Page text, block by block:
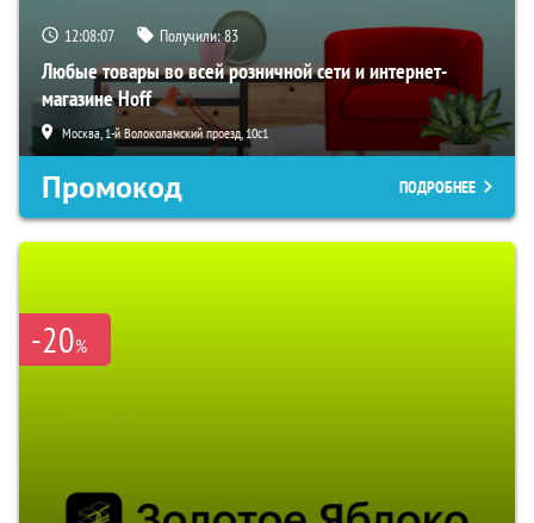
12:08:06 Получили:83
Любые товары во всей розничной сети и интернет-
магазине Hoff
Москва, 1-й Волоколамский проезд, 10с1
Промокод ПОДРОБНЕЕ
-20%